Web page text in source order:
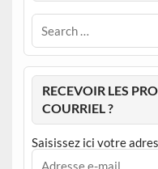
RECEVOIR LES
COURRIEL ?
Saisissez ici votre
Adresse